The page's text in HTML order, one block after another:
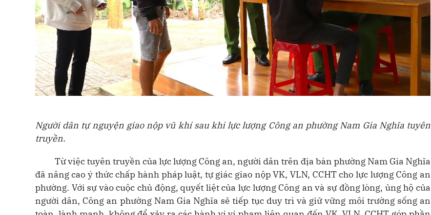
Người dân tự nguyện giao nộp vũ khí sau khi lực lượng Công an phường Nam Gia Nghĩa tuyên
truyền.
Từ việc tuyên truyền của lực lượng Công an, người dân trên địa bàn phường Nam Gia Nghĩa
đã nâng cao ý thức chấp hành pháp luật, tự giác giao nộp VK, VLN, CCHT cho lực lượng Công an
phường. Với sự vào cuộc chủ động, quyết liệt của lực lượng Công an và sự đồng lòng, ủng hộ của
người dân, Công an phường Nam Gia Nghĩa sẽ tiếp tục duy trì và giữ vững môi trường sống an